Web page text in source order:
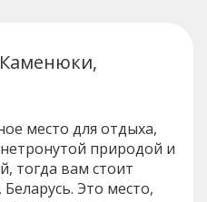
место для отдыха,
природой и
тогда вам стоит
Это место,